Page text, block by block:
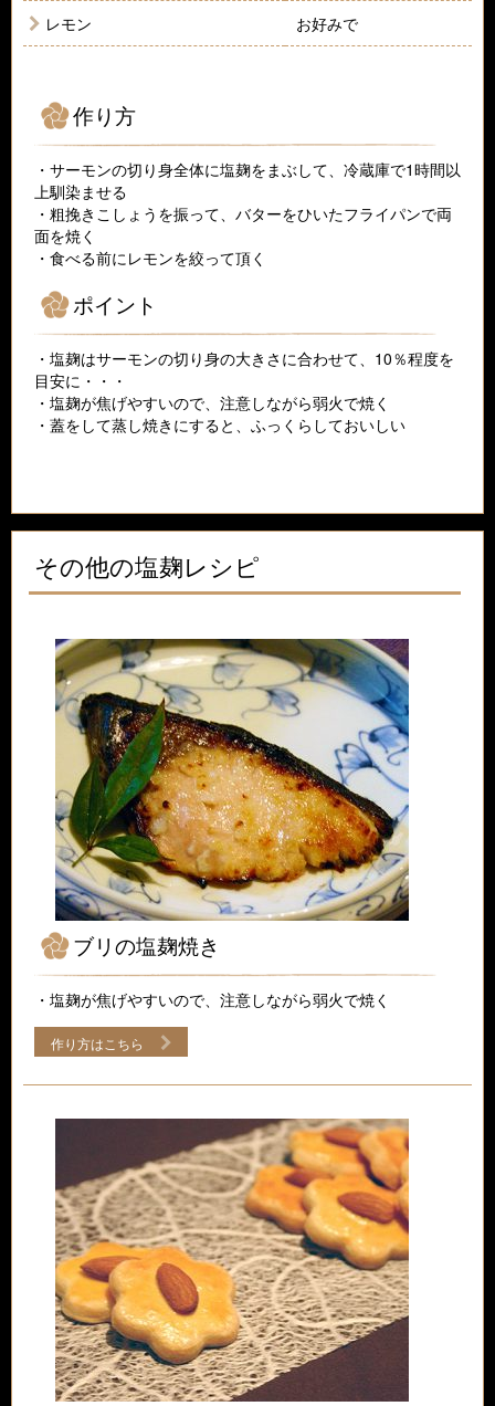
レモン お好みで
作り方
・サーモンの切り身全体に塩麹をまぶして、冷蔵庫で1時間以
上馴染ませる
・粗挽きこしょうを振って、バターをひいたフライパンで両
面を焼く
・食べる前にレモンを絞って頂く
ポイント
・塩麹はサーモンの切り身の大きさに合わせて、10％程度を
目安に・・・
・塩麹が焦げやすいので、注意しながら弱火で焼く
・蓋をして蒸し焼きにすると、ふっくらしておいしい
その他の塩麹レシピ
ブリの塩麹焼き
・塩麹が焦げやすいので、注意しながら弱火で焼く
作り方はこちら